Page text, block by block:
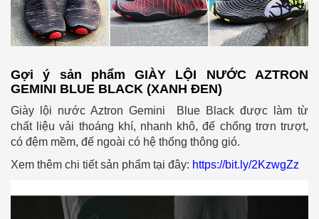
Gợi ý sản phẩm GIÀY LỘI NƯỚC AZTRON
GEMINI BLUE BLACK (XANH ĐEN)
Giày lội nước Aztron Gemini Blue Black được làm từ
chất liệu vải thoáng khí, nhanh khô, đế chống trơn trượt,
có đệm mềm, đế ngoài có hệ thống thông gió.
Xem thêm chi tiết sản phẩm tại đây: https://bit.ly/2KzwgZz